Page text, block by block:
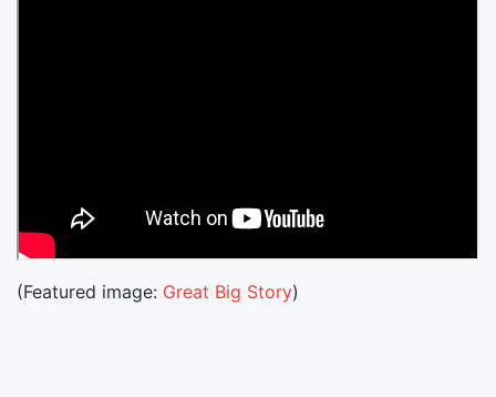
(Featured image: Great Big Story)